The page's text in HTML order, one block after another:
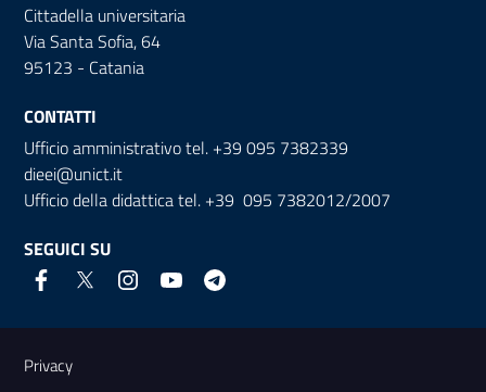
Cittadella universitaria
Via Santa Sofia, 64
95123 - Catania
CONTATTI
Ufficio amministrativo tel. +39 095 7382339
dieei@unict.it
Ufficio della didattica tel. +39 095 7382012/2007
SEGUICI SU
Link e informazioni utili
Privacy